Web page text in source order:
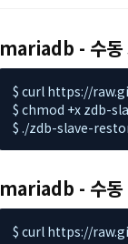
mariadb - 수동
$ curl https://
$ chmod +x zdb-
$ ./zdb-slave-
mariadb - 수
$ curl https://